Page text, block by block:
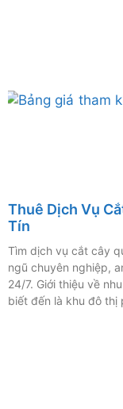
Thuê Dịch Vụ
Tín
Tìm dịch vụ cắt cây
ngũ chuyên nghiệp,
24/7. Giới thiệu về
biết đến là khu đô thị